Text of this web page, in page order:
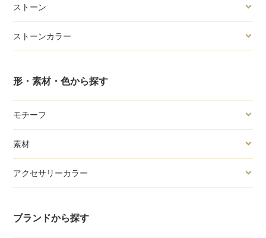
ストーン
ストーンカラー
形・素材・色から探す
モチーフ
素材
アクセサリーカラー
ブランドから探す